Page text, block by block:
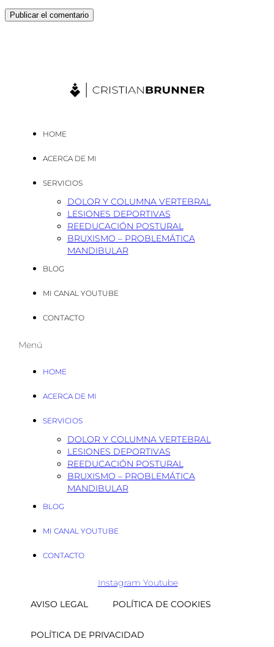
HOME
ACERCA DE MI
SERVICIOS
DOLOR Y COLUMNA VERTEBRAL
LESIONES DEPORTIVAS
REEDUCACIÓN POSTURAL
BRUXISMO – PROBLEMÁTICA
MANDIBULAR
BLOG
MI CANAL YOUTUBE
CONTACTO
Menú
HOME
ACERCA DE MI
SERVICIOS
DOLOR Y COLUMNA VERTEBRAL
LESIONES DEPORTIVAS
REEDUCACIÓN POSTURAL
BRUXISMO – PROBLEMÁTICA
MANDIBULAR
BLOG
MI CANAL YOUTUBE
CONTACTO
Instagram Youtube
AVISO LEGAL
POLÍTICA DE COOKIES
POLÍTICA DE PRIVACIDAD